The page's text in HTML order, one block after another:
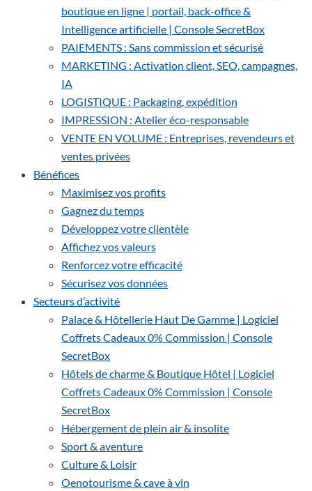
boutique en ligne | portail, back-office &
Intelligence artificielle | Console SecretBox
PAIEMENTS : Sans commission et sécurisé
MARKETING : Activation client, SEO, campagnes,
IA
LOGISTIQUE : Packaging, expédition
IMPRESSION : Atelier éco-responsable
VENTE EN VOLUME : Entreprises, revendeurs et
ventes privées
Bénéfices
Maximisez vos profits
Gagnez du temps
Développez votre clientèle
Affichez vos valeurs
Renforcez votre efficacité
Sécurisez vos données
Secteurs d’activité
Palace & Hôtellerie Haut De Gamme | Logiciel
Coffrets Cadeaux 0% Commission | Console
SecretBox
Hôtels de charme & Boutique Hôtel | Logiciel
Coffrets Cadeaux 0% Commission | Console
SecretBox
Hébergement de plein air & insolite
Sport & aventure
Culture & Loisir
Oenotourisme & cave à vin